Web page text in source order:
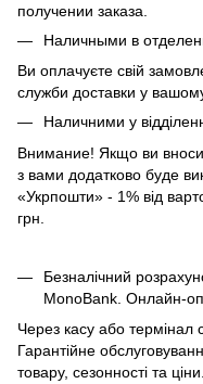
получении заказа.
Наличными в
Ви оплачуєте свій
служби доставки у вашому
Наличними у
Внимание! Якщо ви
з вами додатково буде
«Укрпошти» - 1% від
грн.
Безналічний
MonoBank. Онлайн-
Через касу або термінал
Гарантійне
товару, сезонності та